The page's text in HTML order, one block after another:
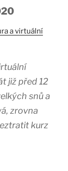
a virtuální
již před 12
snů a
zrovna
kurz